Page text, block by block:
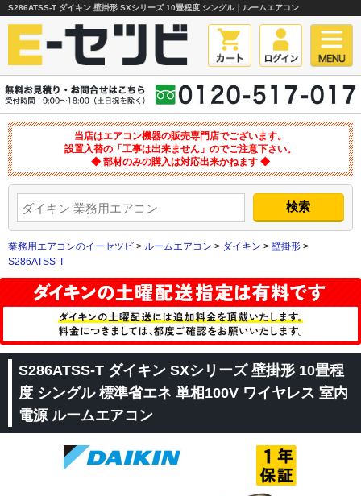
S286ATSS-T ダイキン 壁掛形 SXシリーズ 10畳程度 シングル｜ルームエアコン
当店はエアコン機器の販売専門店でございます。
設置入替の「工事は出来ません」のでご注意下さい。
◆ 部材のみの購入は対応出来かねます ◆
業務用エアコンのイーセツビ > ルームエアコン > ダイキン > 壁掛形 >
S286ATSS-T
S286ATSS-T ダイキン SXシリーズ 壁掛形 10畳程
度 シングル 標準省エネ 単相100V ワイヤレス 室内
電源 ルームエアコン